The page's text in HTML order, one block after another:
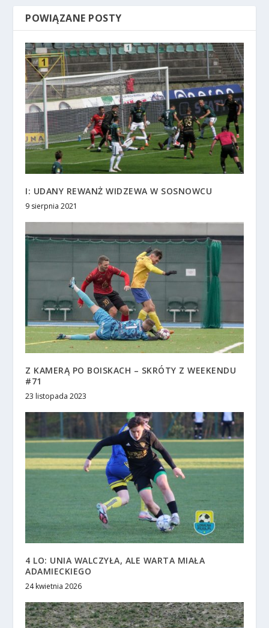
POWIĄZANE POSTY
I: UDANY REWANŻ WIDZEWA W SOSNOWCU
9 sierpnia 2021
Z KAMERĄ PO BOISKACH – SKRÓTY Z WEEKENDU
#71
23 listopada 2023
4 LO: UNIA WALCZYŁA, ALE WARTA MIAŁA
ADAMIECKIEGO
24 kwietnia 2026